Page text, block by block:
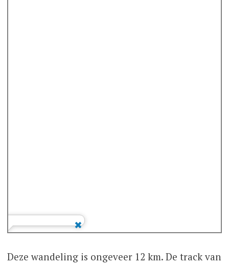
Deze wandeling is ongeveer 12 km. De track van